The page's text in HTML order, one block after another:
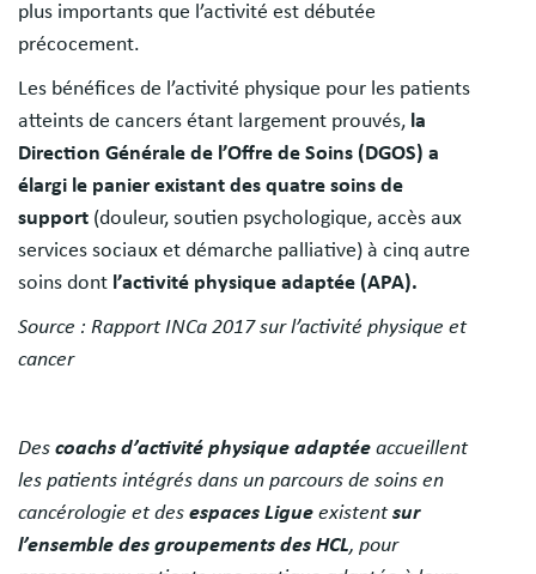
plus importants que l’activité est débutée
précocement.
Les bénéfices de l’activité physique pour les patients
atteints de cancers étant largement prouvés, la
Direction Générale de l’Offre de Soins (DGOS) a
élargi le panier existant des quatre soins de
support (douleur, soutien psychologique, accès aux
services sociaux et démarche palliative) à cinq autre
soins dont l’activité physique adaptée (APA).
Source : Rapport INCa 2017 sur l’activité physique et
cancer
Des coachs d’activité physique adaptée accueillent
les patients intégrés dans un parcours de soins en
cancérologie et des espaces Ligue existentsur
l’ensemble des groupements des HCL, pour